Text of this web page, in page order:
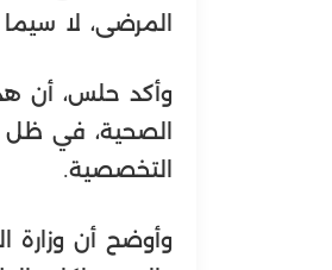
المرضى، لا
وأكد حلس، أن
الصحية، في ظل
التخصصية.
وأوضح أن